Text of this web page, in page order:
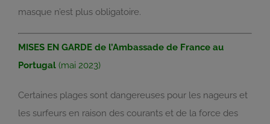
masque n’est plus obligatoire.
MISES EN GARDE de l’Ambassade de France au
Portugal(mai 2023)
Certaines plages sont dangereuses pour les nageurs et
les surfeurs en raison des courants et de la force des